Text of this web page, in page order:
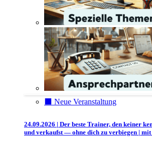
⬛️ Neue Veranstaltung
24.09.2026 | Der beste Trainer, den keiner
und verkaufst — ohne dich zu verbiegen | mit